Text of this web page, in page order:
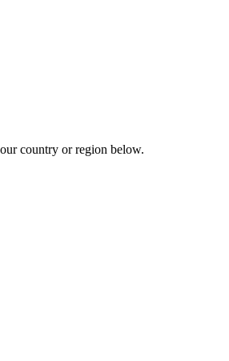
country or region below.